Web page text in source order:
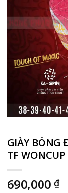
GIÀY BÓNG
TF
690,000 ₫